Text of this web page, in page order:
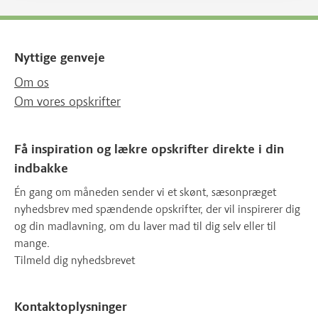
Nyttige genveje
Om os
Om vores opskrifter
Få inspiration og lækre opskrifter direkte i din
indbakke
Én gang om måneden sender vi et skønt, sæsonpræget
nyhedsbrev med spændende opskrifter, der vil inspirerer dig
og din madlavning, om du laver mad til dig selv eller til
mange.
Tilmeld dig nyhedsbrevet
Kontaktoplysninger